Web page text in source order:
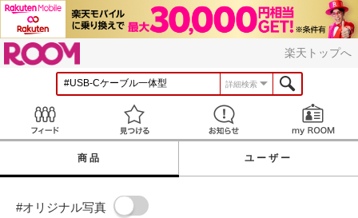
楽天トップへ
詳細検索
見つける お知らせ
商品 ユーザー
#オリジナル写真